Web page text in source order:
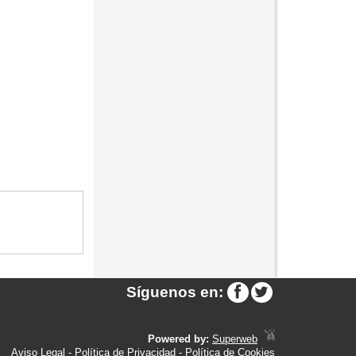
Síguenos en:
Powered by: Superweb
Aviso Legal - Política de Privacidad - Política de Cookies